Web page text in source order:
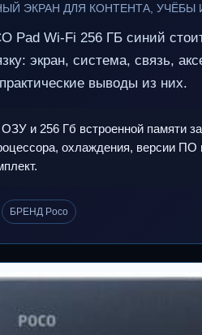
ЭКРАН ДЛЯ КОНТЕНТА, УЧЁБЫ
Pad Wi-Fi 256 ГБ синий
экран, система, связь,
выводы из них.
и 256 Гб встроенной памяти
охлаждения, версии
БРЕНД Poco